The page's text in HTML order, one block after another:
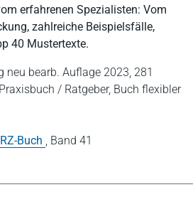
erfahrenen Spezialisten: Vom
zahlreiche Beispielsfälle,
40 Mustertexte.
neu bearb. Auflage 2023, 281
/ Ratgeber, Buch flexibler
Buch , Band 41